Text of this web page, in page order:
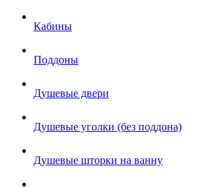
Кабины
Поддоны
Душевые двери
Душевые уголки (без поддона)
Душевые шторки на ванну